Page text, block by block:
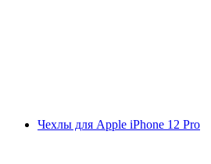
Чехлы для Apple iPhone 12 Pro